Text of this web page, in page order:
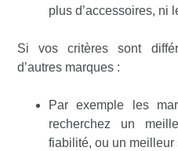
plus d’accessoires, ni
Si vos critères sont
d’autres marques :
Par exemple les
recherchez un
fiabilité, ou un meilleur